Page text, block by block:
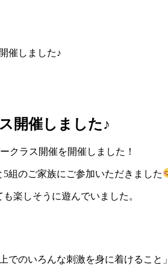
催しました♪
開催しました♪
クラス開催を開催しました！
組のご家族にご参加いただきました
楽しそうに遊んでいました。
でのいろんな刺激を身に着けること